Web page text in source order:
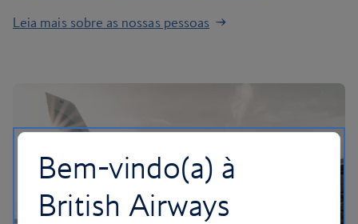
Leia mais sobre as nossas pessoas
Bem-vindo(a) à
British Airways